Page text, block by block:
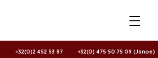
+32(0)2 452 53 87 +32(0) 475 50 75 09 (Janoe)